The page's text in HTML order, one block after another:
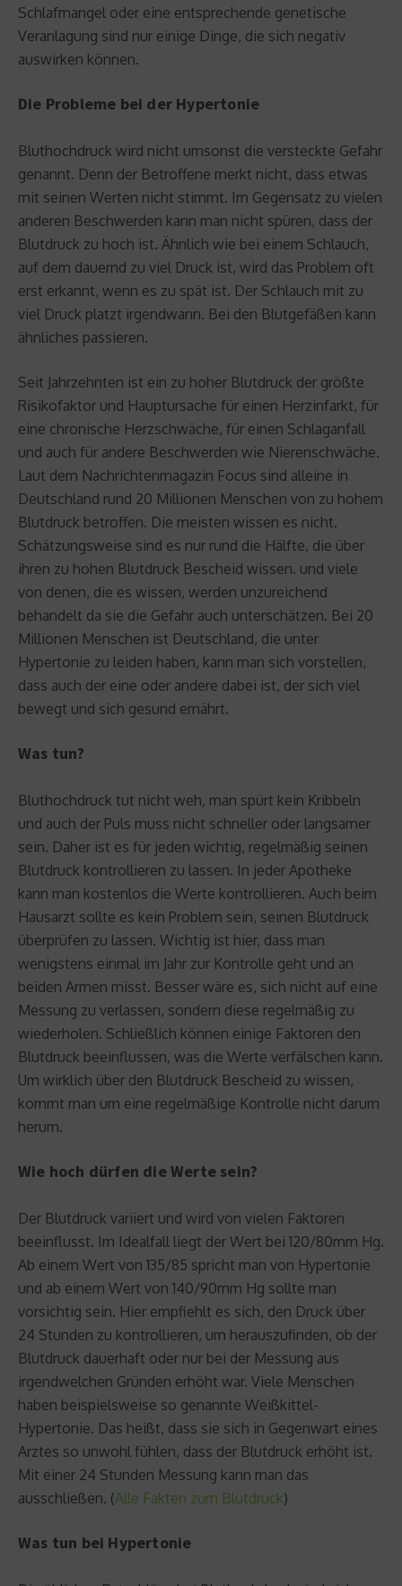
Schlafmangel oder eine entsprechende genetische
Veranlagung sind nur einige Dinge, die sich negativ
auswirken können.
Die Probleme bei der Hypertonie
Bluthochdruck wird nicht umsonst die versteckte Gefahr
genannt. Denn der Betroffene merkt nicht, dass etwas
mit seinen Werten nicht stimmt. Im Gegensatz zu vielen
anderen Beschwerden kann man nicht spüren, dass der
Blutdruck zu hoch ist. Ähnlich wie bei einem Schlauch,
auf dem dauernd zu viel Druck ist, wird das Problem oft
erst erkannt, wenn es zu spät ist. Der Schlauch mit zu
viel Druck platzt irgendwann. Bei den Blutgefäßen kann
ähnliches passieren.
Seit Jahrzehnten ist ein zu hoher Blutdruck der größte
Risikofaktor und Hauptursache für einen Herzinfarkt, für
eine chronische Herzschwäche, für einen Schlaganfall
und auch für andere Beschwerden wie Nierenschwäche.
Laut dem Nachrichtenmagazin Focus sind alleine in
Deutschland rund 20 Millionen Menschen von zu hohem
Blutdruck betroffen. Die meisten wissen es nicht.
Schätzungsweise sind es nur rund die Hälfte, die über
ihren zu hohen Blutdruck Bescheid wissen. und viele
von denen, die es wissen, werden unzureichend
behandelt da sie die Gefahr auch unterschätzen. Bei 20
Millionen Menschen ist Deutschland, die unter
Hypertonie zu leiden haben, kann man sich vorstellen,
dass auch der eine oder andere dabei ist, der sich viel
bewegt und sich gesund ernährt.
Was tun?
Bluthochdruck tut nicht weh, man spürt kein Kribbeln
und auch der Puls muss nicht schneller oder langsamer
sein. Daher ist es für jeden wichtig, regelmäßig seinen
Blutdruck kontrollieren zu lassen. In jeder Apotheke
kann man kostenlos die Werte kontrollieren. Auch beim
Hausarzt sollte es kein Problem sein, seinen Blutdruck
überprüfen zu lassen. Wichtig ist hier, dass man
wenigstens einmal im Jahr zur Kontrolle geht und an
beiden Armen misst. Besser wäre es, sich nicht auf eine
Messung zu verlassen, sondern diese regelmäßig zu
wiederholen. Schließlich können einige Faktoren den
Blutdruck beeinflussen, was die Werte verfälschen kann.
Um wirklich über den Blutdruck Bescheid zu wissen,
kommt man um eine regelmäßige Kontrolle nicht darum
herum.
Wie hoch dürfen die Werte sein?
Der Blutdruck variiert und wird von vielen Faktoren
beeinflusst. Im Idealfall liegt der Wert bei 120/80mm Hg.
Ab einem Wert von 135/85 spricht man von Hypertonie
und ab einem Wert von 140/90mm Hg sollte man
vorsichtig sein. Hier empfiehlt es sich, den Druck über
24 Stunden zu kontrollieren, um herauszufinden, ob der
Blutdruck dauerhaft oder nur bei der Messung aus
irgendwelchen Gründen erhöht war. Viele Menschen
haben beispielsweise so genannte Weißkittel-
Hypertonie. Das heißt, dass sie sich in Gegenwart eines
Arztes so unwohl fühlen, dass der Blutdruck erhöht ist.
Mit einer 24 Stunden Messung kann man das
ausschließen. (Alle Fakten zum Blutdruck)
Was tun bei Hypertonie